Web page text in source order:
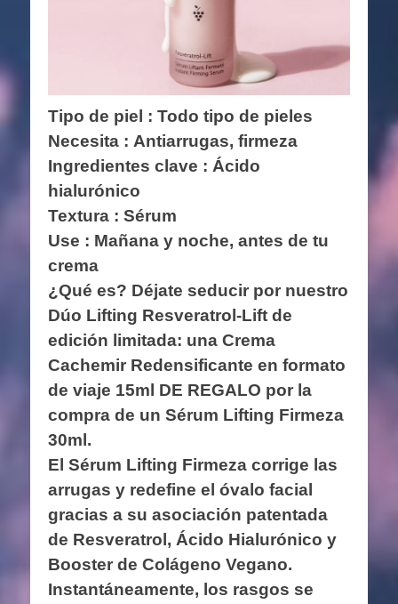
Tipo de piel : Todo tipo de pieles
Necesita : Antiarrugas, firmeza
Ingredientes clave : Ácido
hialurónico
Textura : Sérum
Use : Mañana y noche, antes de tu
crema
¿Qué es? Déjate seducir por nuestro
Dúo Lifting Resveratrol-Lift de
edición limitada: una Crema
Cachemir Redensificante en formato
de viaje 15ml DE REGALO por la
compra de un Sérum Lifting Firmeza
30ml.
El Sérum Lifting Firmeza corrige las
arrugas y redefine el óvalo facial
gracias a su asociación patentada
de Resveratrol, Ácido Hialurónico y
Booster de Colágeno Vegano.
Instantáneamente, los rasgos se